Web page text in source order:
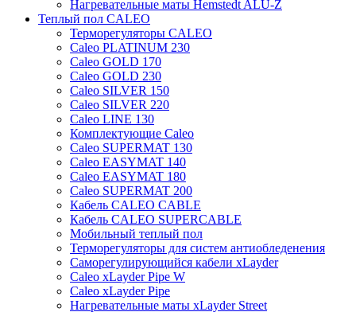
Нагревательные маты Hemstedt ALU-Z
Теплый пол CALEO
Терморегуляторы CALEO
Caleo PLATINUM 230
Caleo GOLD 170
Caleo GOLD 230
Caleo SILVER 150
Caleo SILVER 220
Caleo LINE 130
Комплектующие Caleo
Caleo SUPERMAT 130
Caleo EASYMAT 140
Caleo EASYMAT 180
Caleo SUPERMAT 200
Кабель CALEO CABLE
Кабель CALEO SUPERCABLE
Мобильный теплый пол
Терморегуляторы для систем антиобледенения
Саморегулирующийся кабели xLayder
Caleo xLayder Pipe W
Caleo xLayder Pipe
Нагревательные маты xLayder Street